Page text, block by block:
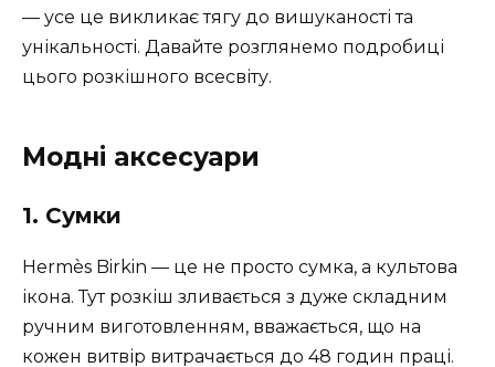
— усе це викликає тягу до вишуканості та
унікальності. Давайте розглянемо подробиці
цього розкішного всесвіту.
Модні аксесуари
1. Сумки
Hermès Birkin — це не просто сумка, а культова
ікона. Тут розкіш зливається з дуже складним
ручним виготовленням, вважається, що на
кожен витвір витрачається до 48 годин праці.